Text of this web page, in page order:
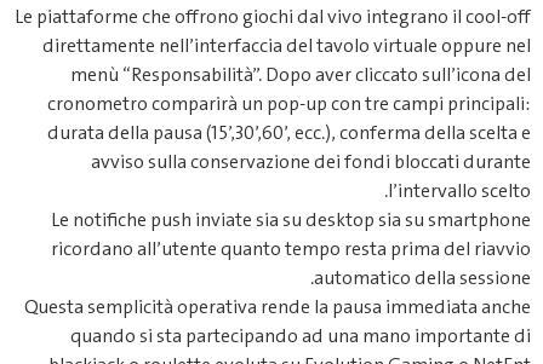
Le piattaforme che offrono giochi dal vivo integrano il cool‑off
direttamente nell’interfaccia del tavolo virtuale oppure nel
menù “Responsabilità”. Dopo aver cliccato sull’icona del
cronometro comparirà un pop‑up con tre campi principali:
durata della pausa (15’,30’,60’, ecc.), conferma della scelta e
avviso sulla conservazione dei fondi bloccati durante
l’intervallo scelto.
Le notifiche push inviate sia su desktop sia su smartphone
ricordano all’utente quanto tempo resta prima del riavvio
automatico della sessione.
Questa semplicità operativa rende la pausa immediata anche
quando si sta partecipando ad una mano importante di